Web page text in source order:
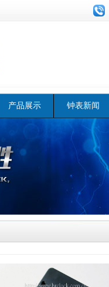
产品展示 钟表新闻